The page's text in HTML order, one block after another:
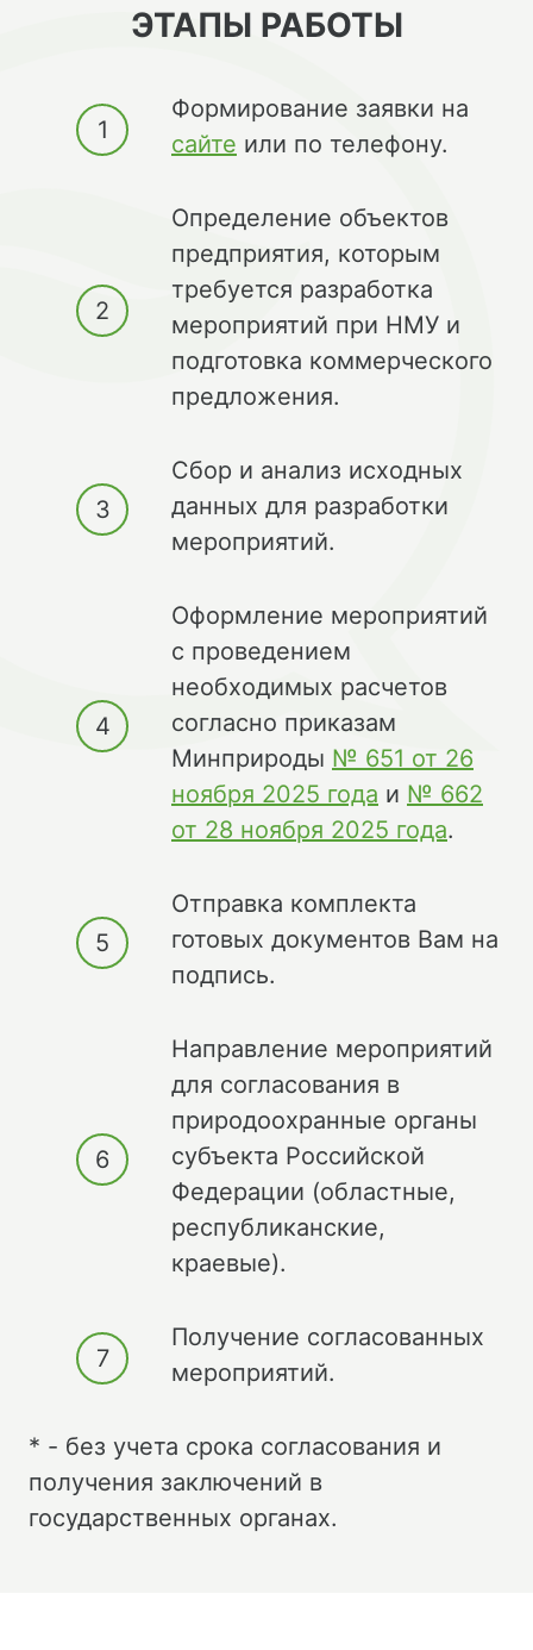
ЭТАПЫ РАБОТЫ
Формирование заявки на
сайте или по телефону.
Определение объектов
предприятия, которым
требуется разработка
мероприятий при НМУ и
подготовка коммерческого
предложения.
Сбор и анализ исходных
данных для разработки
мероприятий.
Оформление мероприятий
с проведением
необходимых расчетов
согласно приказам
Минприроды № 651 от 26
ноября 2025 года и № 662
от 28 ноября 2025 года.
Отправка комплекта
готовых документов Вам на
подпись.
Направление мероприятий
для согласования в
природоохранные органы
субъекта Российской
Федерации (областные,
республиканские,
краевые).
Получение согласованных
мероприятий.
* - без учета срока согласования и
получения заключений в
государственных органах.